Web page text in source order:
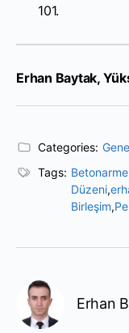
101.
Erhan Baytak,
Categories:
Tags: Betonarme
Düzeni,
Birleşim,
Erhan